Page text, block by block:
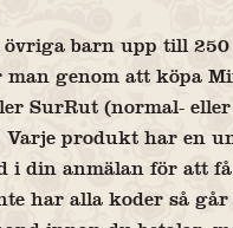
övriga barn upp till 250
man genom att köpa
SurRut (normal- eller
Varje produkt har en
i din anmälan för att
har alla koder så